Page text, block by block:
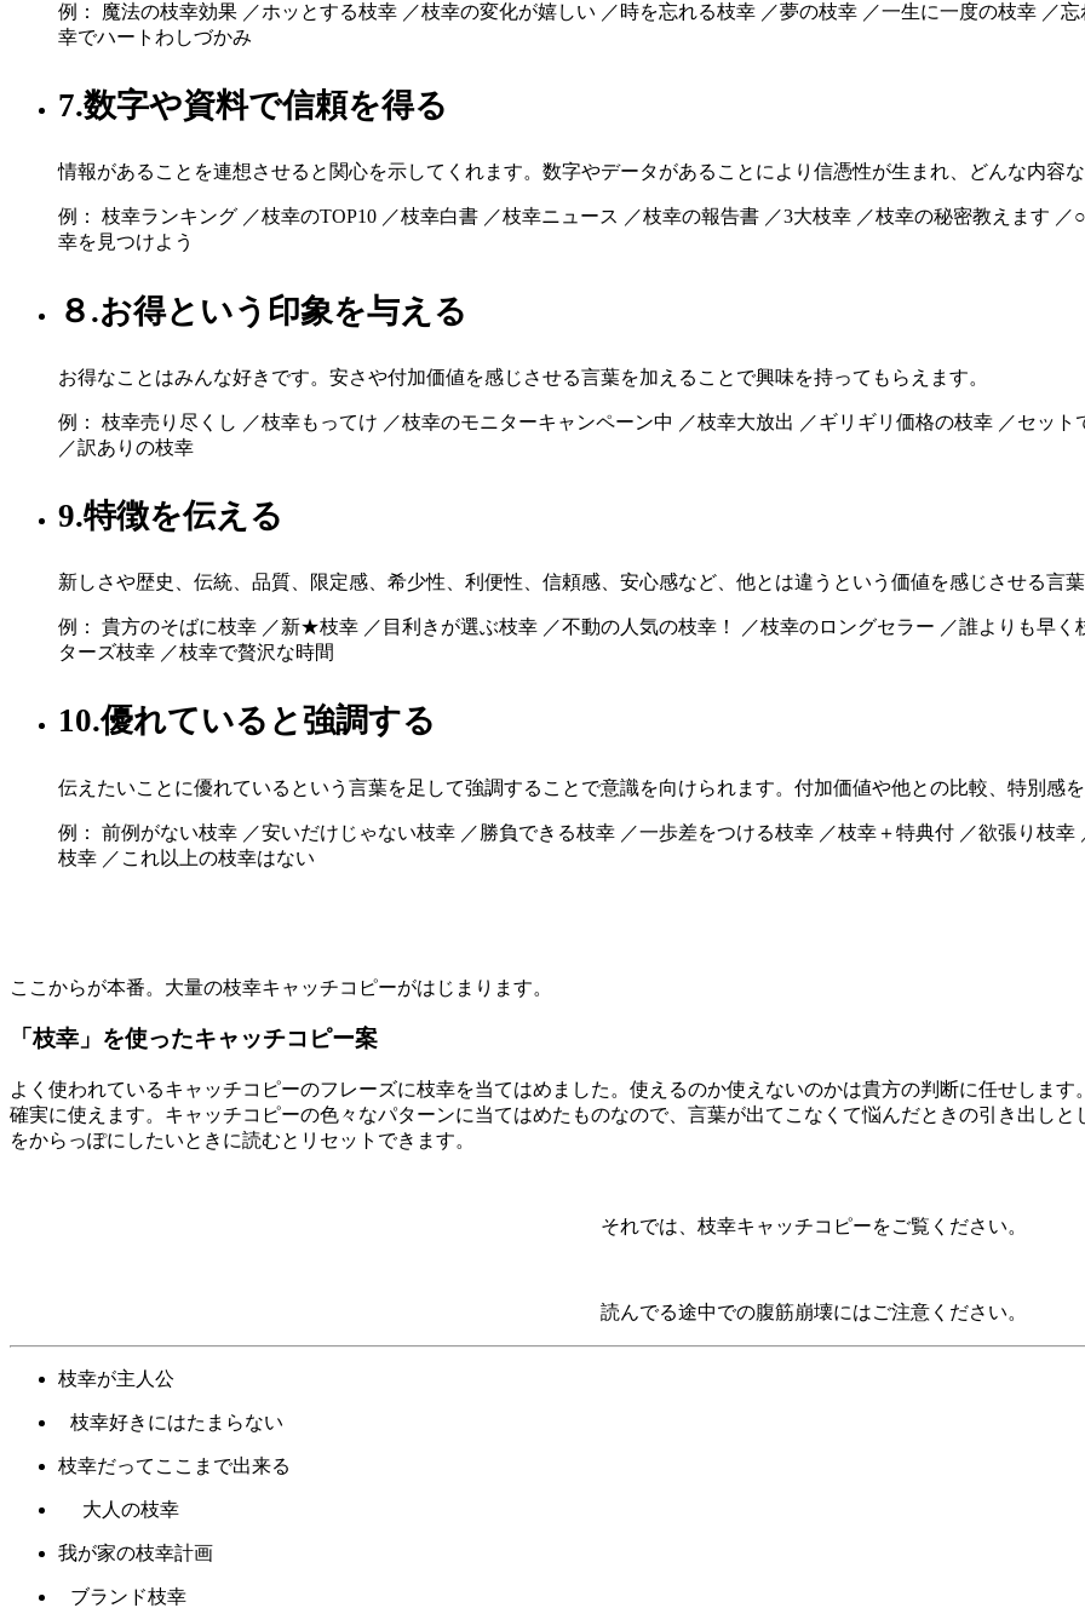
例： 魔法の枝幸効果 ／ホッとする枝幸 ／枝幸の変化が嬉しい ／時を忘れる枝幸 ／夢の枝幸 ／一生に一度の枝幸 ／
幸でハートわしづかみ
7.数字や資料で信頼を得る
情報があることを連想させると関心を示してくれます。数字やデータがあることにより信憑性が生まれ、どんな内容
例： 枝幸ランキング ／枝幸のTOP10 ／枝幸白書 ／枝幸ニュース ／枝幸の報告書 ／3大枝幸 ／枝幸の秘密教えます
幸を見つけよう
８.お得という印象を与える
お得なことはみんな好きです。安さや付加価値を感じさせる言葉を加えることで興味を持ってもらえます。
例： 枝幸売り尽くし ／枝幸もってけ ／枝幸のモニターキャンペーン中 ／枝幸大放出 ／ギリギリ価格の枝幸 ／セッ
／訳ありの枝幸
9.特徴を伝える
新しさや歴史、伝統、品質、限定感、希少性、利便性、信頼感、安心感など、他とは違うという価値を感じさせる言葉
例： 貴方のそばに枝幸 ／新★枝幸 ／目利きが選ぶ枝幸 ／不動の人気の枝幸！ ／枝幸のロングセラー ／誰よりも早
ターズ枝幸 ／枝幸で贅沢な時間
10.優れていると強調する
伝えたいことに優れているという言葉を足して強調することで意識を向けられます。付加価値や他との比較、特別感を
例： 前例がない枝幸 ／安いだけじゃない枝幸 ／勝負できる枝幸 ／一歩差をつける枝幸 ／枝幸＋特典付 ／欲張り枝
枝幸 ／これ以上の枝幸はない
ここからが本番。大量の枝幸キャッチコピーがはじまります。
「枝幸」を使ったキャッチコピー案
よく使われているキャッチコピーのフレーズに枝幸を当てはめました。使えるのか使えないのかは貴方の判断に任せしま
確実に使えます。キャッチコピーの色々なパターンに当てはめたものなので、言葉が出てこなくて悩んだときの引き出し
をからっぽにしたいときに読むとリセットできます。
それでは、枝幸キャッチコピーをご覧ください。
読んでる途中での腹筋崩壊にはご注意ください。
枝幸が主人公
枝幸好きにはたまらない
枝幸だってここまで出来る
大人の枝幸
我が家の枝幸計画
ブランド枝幸